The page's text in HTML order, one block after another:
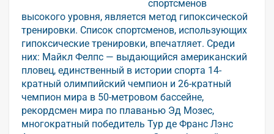
спортсменов
высокого уровня, является метод гипоксической
тренировки. Список спортсменов, использующих
гипоксические тренировки, впечатляет. Среди
них: Майкл Фелпс — выдающийся американский
пловец, единственный в истории спорта 14-
кратный олимпийский чемпион и 26-кратный
чемпион мира в 50-метровом бассейне,
рекордсмен мира по плаванью Эд Мозес,
многократный победитель Тур де Франс Лэнс